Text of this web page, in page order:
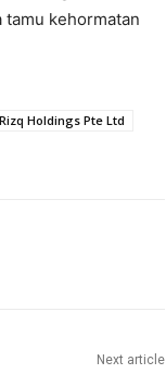
kehormatan
Holdings Pte Ltd
Next article